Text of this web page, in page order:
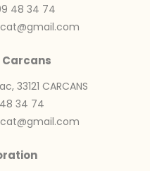
48 34 74
33121 CARCANS
34 74